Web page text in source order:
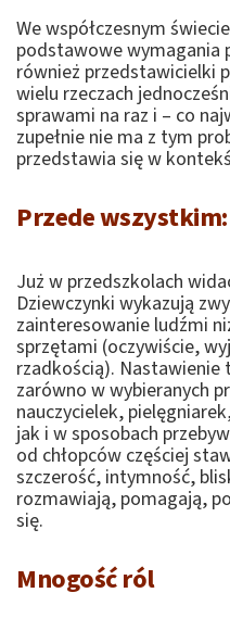
We współczesnym
podstawowe wymagania
również przedstawicielki
wielu rzeczach
sprawami na raz i – co
zupełnie nie ma z tym
przedstawia się w
Przede
Już w przedszkolach
Dziewczynki wykazują
zainteresowanie ludźmi
sprzętami (oczywiście,
rzadkością). Nastawienie
zarówno w wybieranych
nauczycielek,
jak i w sposobach
od chłopców częściej
szczerość, intymność,
rozmawiają, pomagają,
się.
Mnogość ról